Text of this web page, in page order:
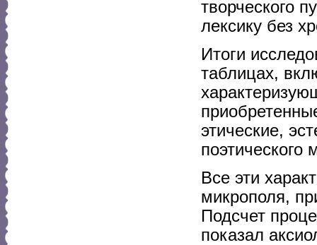
творческого
лексику без
Итоги
таблицах,
этические,
Все эти
микрополя,
Подсчет
показал